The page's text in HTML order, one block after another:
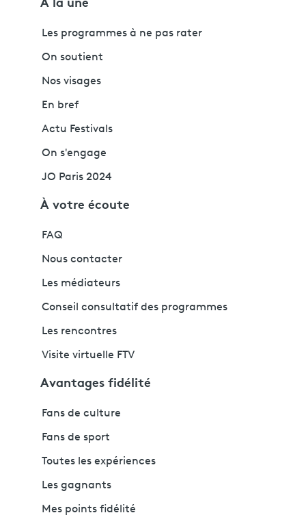
Les programmes à ne pas rater
On soutient
Nos visages
En bref
Actu Festivals
On s'engage
JO Paris 2024
À votre écoute
FAQ
Nous contacter
Les médiateurs
Conseil consultatif des programmes
Les rencontres
Visite virtuelle FTV
Avantages fidélité
Fans de culture
Fans de sport
Toutes les expériences
Les gagnants
Mes points fidélité